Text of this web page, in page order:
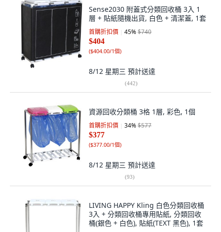
Sense2030 附蓋式分類回收桶 3入 1
層 + 貼紙隨機出貨, 白色 + 清潔蓋, 1套
首購折扣價 45%$740
$404
($404.00/1個)
8/12 星期三 預計送達
(442)
資源回收分類桶 3格 1層, 彩色, 1個
首購折扣價 34%$577
$377
($377.00/1個)
8/12 星期三 預計送達
(93)
LIVING HAPPY Kling 白色分類回收桶
3入 + 分類回收桶專用貼紙, 分類回收
桶(銀色 + 白色), 貼紙(TEXT 黑色), 1套